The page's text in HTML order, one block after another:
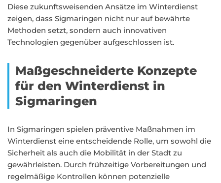
Diese zukunftsweisenden Ansätze im Winterdienst
zeigen, dass Sigmaringen nicht nur auf bewährte
Methoden setzt, sondern auch innovativen
Technologien gegenüber aufgeschlossen ist.
Maßgeschneiderte Konzepte
für den Winterdienst in
Sigmaringen
In Sigmaringen spielen präventive Maßnahmen im
Winterdienst eine entscheidende Rolle, um sowohl die
Sicherheit als auch die Mobilität in der Stadt zu
gewährleisten. Durch frühzeitige Vorbereitungen und
regelmäßige Kontrollen können potenzielle